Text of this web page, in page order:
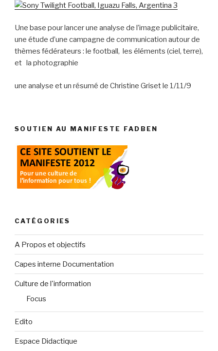
Une base pour lancer une analyse de l’image publicitaire,
une étude d’une campagne de communication autour de
thèmes fédérateurs : le football, les éléments (ciel, terre),
et la photographie
une analyse et un résumé de Christine Griset le 1/11/9
SOUTIEN AU MANIFESTE FADBEN
CATÉGORIES
A Propos et objectifs
Capes interne Documentation
Culture de l'information
Focus
Edito
Espace Didactique